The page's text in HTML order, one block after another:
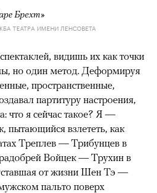
Брехт»
ТЕАТРА ИМЕНИ ЛЕНСОВЕТА
видишь их как точки
но один метод. Деформируя
пространственные,
партитуру настроения,
что я сейчас такое? Я —
пытающийся взлететь, как
Треплев — Трибунцев в
Войцек — Трухин в
от жизни Шен Тэ —
пальто поверх